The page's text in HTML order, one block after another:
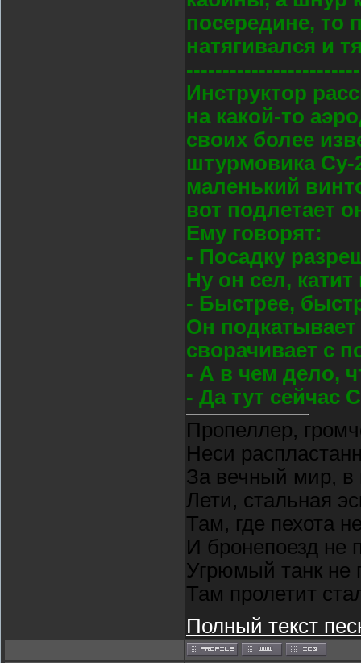
посередине, то
натягивался и
Инструктор
на какой-то
своих более
штурмовика Су-
маленький
вот подлетает
Ему говорят:
- Посадку
Hу он сел,
- Быстрее,
Он подкатывает
сворачивает с
- А в чем дело,
- Да тут сейчас
Пропеллер,
Неси
За вечный мир, в
Лети, стальная
Там, где пехота
И бронепоезд не
Угрюмый танк не
Там пролетит
Полный текст